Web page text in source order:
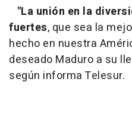
"La unión en la
fuertes, que sea la
hecho en nuestra
deseado Maduro a su
según informa Telesur.